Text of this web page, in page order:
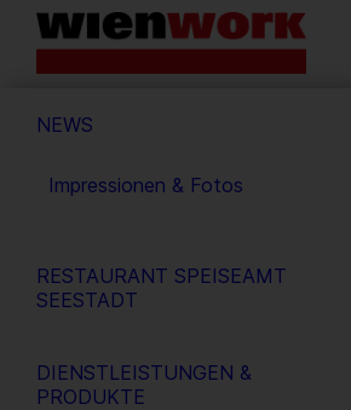
Barrierefreie
Bedienung
Webseite
NEWS
Impressionen & Fotos
RESTAURANT SPEISEAMT
SEESTADT
DIENSTLEISTUNGEN &
PRODUKTE